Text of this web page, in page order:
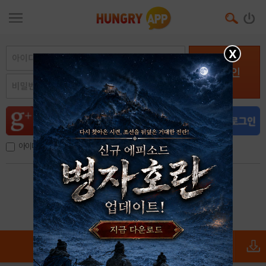
로그인
아이디, 이메일 저장
아이디 / 비밀번호 찾기 회원가입
X